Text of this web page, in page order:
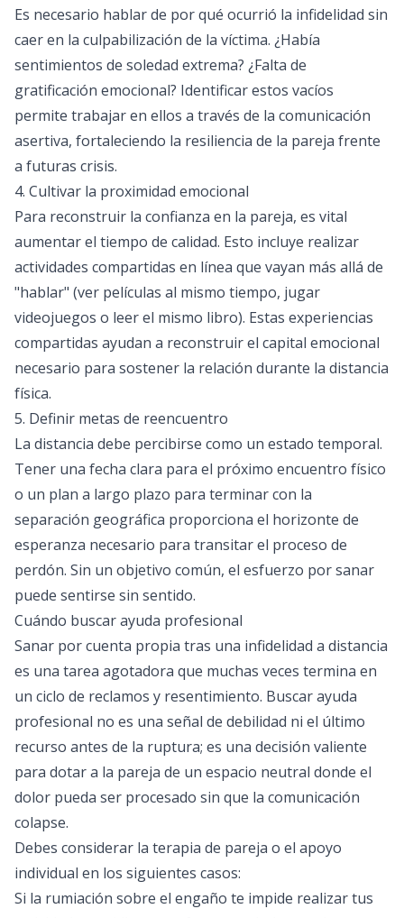
Es necesario hablar de por qué ocurrió la infidelidad sin
caer en la culpabilización de la víctima. ¿Había
sentimientos de soledad extrema? ¿Falta de
gratificación emocional? Identificar estos vacíos
permite trabajar en ellos a través de la comunicación
asertiva, fortaleciendo la resiliencia de la pareja frente
a futuras crisis.
4. Cultivar la proximidad emocional
Para reconstruir la confianza en la pareja, es vital
aumentar el tiempo de calidad. Esto incluye realizar
actividades compartidas en línea que vayan más allá de
"hablar" (ver películas al mismo tiempo, jugar
videojuegos o leer el mismo libro). Estas experiencias
compartidas ayudan a reconstruir el capital emocional
necesario para sostener la relación durante la distancia
física.
5. Definir metas de reencuentro
La distancia debe percibirse como un estado temporal.
Tener una fecha clara para el próximo encuentro físico
o un plan a largo plazo para terminar con la
separación geográfica proporciona el horizonte de
esperanza necesario para transitar el proceso de
perdón. Sin un objetivo común, el esfuerzo por sanar
puede sentirse sin sentido.
Cuándo buscar ayuda profesional
Sanar por cuenta propia tras una infidelidad a distancia
es una tarea agotadora que muchas veces termina en
un ciclo de reclamos y resentimiento. Buscar ayuda
profesional no es una señal de debilidad ni el último
recurso antes de la ruptura; es una decisión valiente
para dotar a la pareja de un espacio neutral donde el
dolor pueda ser procesado sin que la comunicación
colapse.
Debes considerar la terapia de pareja o el apoyo
individual en los siguientes casos:
Si la rumiación sobre el engaño te impide realizar tus